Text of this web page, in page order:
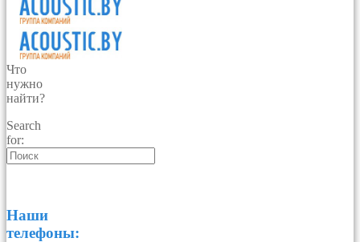
Что
нужно
найти?
Search
for:
Наши
телефоны: